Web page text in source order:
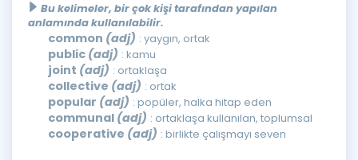
Bu kelimeler, bir çok kişi tarafından yapılan
anlamında kullanılabilir.
common (adj) : yaygın, ortak
public (adj) : kamu
joint (adj) : ortaklaşa
collective (adj) : ortak
popular (adj) : popüler, halka hitap eden
communal (adj) : ortaklaşa kullanılan, toplumsal
cooperative (adj) : birlikte çalışmayı seven